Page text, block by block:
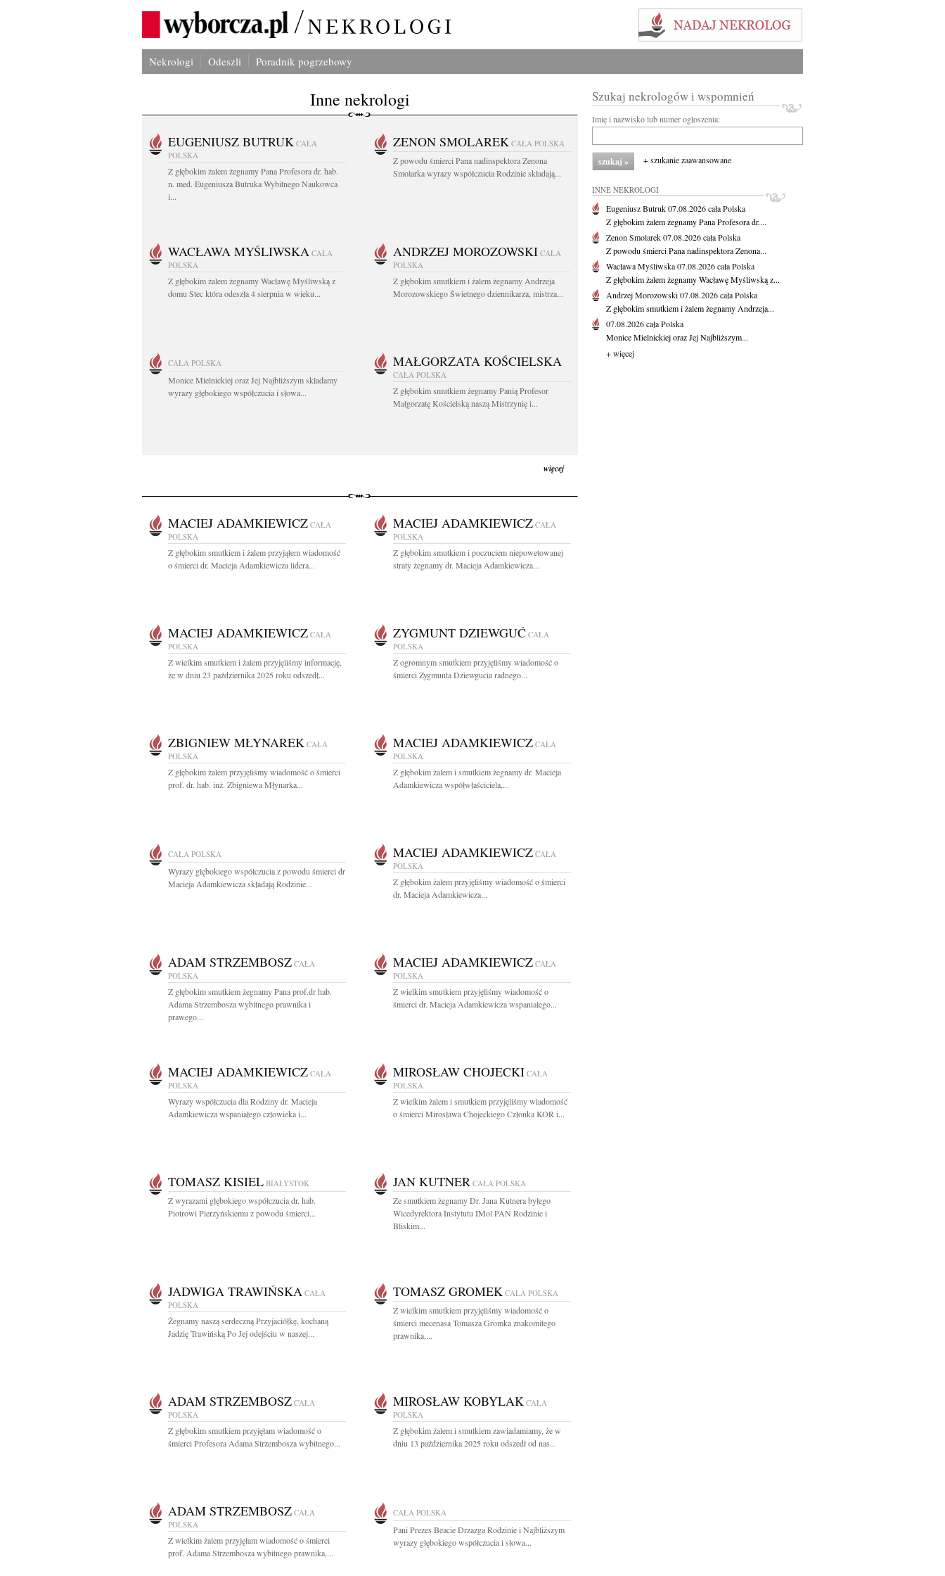
Nekrologi Odeszli Poradnik pogrzebowy
Inne nekrologi
EUGENIUSZ BUTRUK CAŁA
POLSKA
Z głębokim żalem żegnamy Pana Profesora dr. hab.
n. med. Eugeniusza Butruka Wybitnego Naukowca
i...
ZENON SMOLAREK CAŁA POLSKA
Z powodu śmierci Pana nadinspektora Zenona
Smolarka wyrazy współczucia Rodzinie składają...
WACŁAWA MYŚLIWSKA CAŁA
POLSKA
Z głębokim żalem żegnamy Wacławę Myśliwską z
domu Stec która odeszła 4 sierpnia w wieku...
ANDRZEJ MOROZOWSKI CAŁA
POLSKA
Z głębokim smutkiem i żalem żegnamy Andrzeja
Morozowskiego Świetnego dziennikarza, mistrza...
CAŁA POLSKA
Monice Mielnickiej oraz Jej Najbliższym składamy
wyrazy głębokiego współczucia i słowa...
MAŁGORZATA KOŚCIELSKA
CAŁA POLSKA
Z głębokim smutkiem żegnamy Panią Profesor
Małgorzatę Kościelską naszą Mistrzynię i...
więcej
MACIEJ ADAMKIEWICZ CAŁA
POLSKA
Z głębokim smutkiem i żalem przyjąłem wiadomość
o śmierci dr. Macieja Adamkiewicza lidera...
MACIEJ ADAMKIEWICZ CAŁA
POLSKA
Z głębokim smutkiem i poczuciem niepowetowanej
straty żegnamy dr. Macieja Adamkiewicza...
MACIEJ ADAMKIEWICZ CAŁA
POLSKA
Z wielkim smutkiem i żalem przyjęliśmy informację,
że w dniu 23 października 2025 roku odszedł...
ZYGMUNT DZIEWGUĆ CAŁA
POLSKA
Z ogromnym smutkiem przyjęliśmy wiadomość o
śmierci Zygmunta Dziewgucia radnego...
ZBIGNIEW MŁYNAREK CAŁA
POLSKA
Z głębokim żalem przyjęliśmy wiadomość o śmierci
prof. dr. hab. inż. Zbigniewa Młynarka...
MACIEJ ADAMKIEWICZ CAŁA
POLSKA
Z głębokim żalem i smutkiem żegnamy dr. Macieja
Adamkiewicza współwłaściciela,...
CAŁA POLSKA
Wyrazy głębokiego współczucia z powodu śmierci dr
Macieja Adamkiewicza składają Rodzinie...
MACIEJ ADAMKIEWICZ CAŁA
POLSKA
Z głębokim żalem przyjęliśmy wiadomość o śmierci
dr. Macieja Adamkiewicza...
ADAM STRZEMBOSZ CAŁA
POLSKA
Z głębokim smutkiem żegnamy Pana prof.dr hab.
Adama Strzembosza wybitnego prawnika i
prawego...
MACIEJ ADAMKIEWICZ CAŁA
POLSKA
Z wielkim smutkiem przyjęliśmy wiadomość o
śmierci dr. Macieja Adamkiewicza wspaniałego...
MACIEJ ADAMKIEWICZ CAŁA
POLSKA
Wyrazy współczucia dla Rodziny dr. Macieja
Adamkiewicza wspaniałego człowieka i...
MIROSŁAW CHOJECKI CAŁA
POLSKA
Z wielkim żalem i smutkiem przyjęliśmy wiadomość
o śmierci Mirosława Chojeckiego Członka KOR i...
TOMASZ KISIEL BIAŁYSTOK
Z wyrazami głębokiego współczucia dr. hab.
Piotrowi Pierzyńskiemu z powodu śmierci...
JAN KUTNER CAŁA POLSKA
Ze smutkiem żegnamy Dr. Jana Kutnera byłego
Wicedyrektora Instytutu IMol PAN Rodzinie i
Bliskim...
JADWIGA TRAWIŃSKA CAŁA
POLSKA
Żegnamy naszą serdeczną Przyjaciółkę, kochaną
Jadzię Trawińską Po Jej odejściu w naszej...
TOMASZ GROMEK CAŁA POLSKA
Z wielkim smutkiem przyjęliśmy wiadomość o
śmierci mecenasa Tomasza Gromka znakomitego
prawnika,...
ADAM STRZEMBOSZ CAŁA
POLSKA
Z głębokim smutkiem przyjęłam wiadomość o
śmierci Profesora Adama Strzembosza wybitnego...
MIROSŁAW KOBYLAK CAŁA
POLSKA
Z głębokim żalem i smutkiem zawiadamiamy, że w
dniu 13 października 2025 roku odszedł od nas...
ADAM STRZEMBOSZ CAŁA
POLSKA
Z wielkim żalem przyjęłam wiadomość o śmierci
prof. Adama Strzembosza wybitnego prawnika,...
CAŁA POLSKA
Pani Prezes Beacie Drzazga Rodzinie i Najbliższym
wyrazy głębokiego współczucia i słowa...
Szukaj nekrologów i wspomnień
Imię i nazwisko lub numer ogłoszenia:
+ szukanie zaawansowane
INNE NEKROLOGI
Eugeniusz Butruk07.08.2026cała Polska
Z głębokim żalem żegnamy Pana Profesora dr....
Zenon Smolarek07.08.2026cała Polska
Z powodu śmierci Pana nadinspektora Zenona...
Wacława Myśliwska07.08.2026cała Polska
Z głębokim żalem żegnamy Wacławę Myśliwską z...
Andrzej Morozowski07.08.2026cała Polska
Z głębokim smutkiem i żalem żegnamy Andrzeja...
07.08.2026cała Polska
Monice Mielnickiej oraz Jej Najbliższym...
+ więcej